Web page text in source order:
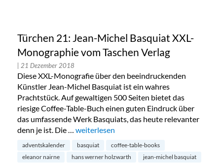
Türchen 21: Jean-Michel Basquiat XXL-
Monographie vom Taschen Verlag
| 21 Dezember 2018
Diese XXL-Monografie über den beeindruckenden
Künstler Jean-Michel Basquiat ist ein wahres
Prachtstück. Auf gewaltigen 500 Seiten bietet das
riesige Coffee-Table-Buch einen guten Eindruck über
das umfassende Werk Basquiats, das heute relevanter
denn je ist. Die … „Türchen 21: Jean-Michel Basquiat XXL-
weiterlesen
adventskalender basquiat
coffee-table-books
eleanor nairne
hans werner holzwarth jean-michel basquiat